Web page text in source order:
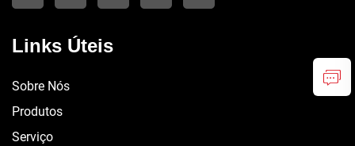
Links Úteis
Sobre Nós
Produtos
Serviço